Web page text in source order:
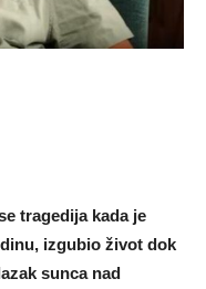
tragedija kada je
izgubio život dok
sunca nad